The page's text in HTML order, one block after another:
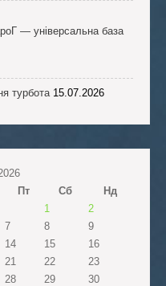
— універсальна база
турбота 15.07.2026
Пт Сб
Нд
1
2
7 8
9
14 15
16
21 22
23
28 29
30